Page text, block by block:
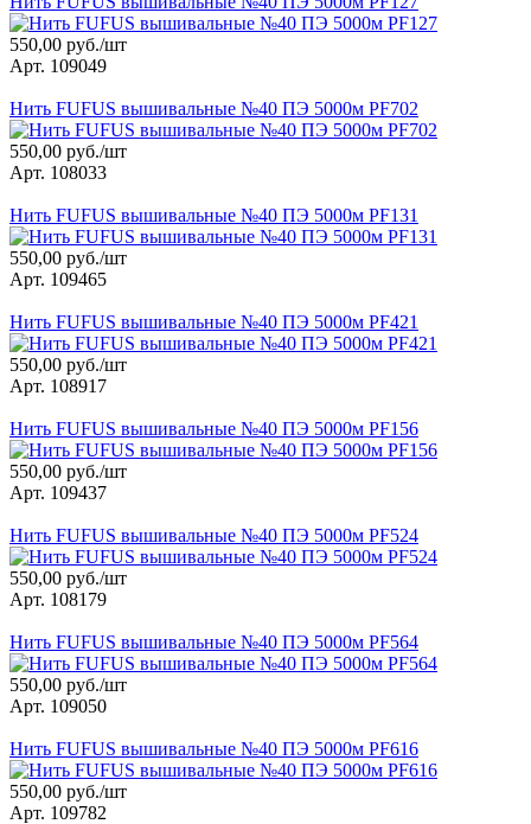
550,00 руб./шт
Арт. 109049
Нить FUFUS вышивальные №40 ПЭ 5000м PF702
550,00 руб./шт
Арт. 108033
Нить FUFUS вышивальные №40 ПЭ 5000м PF131
550,00 руб./шт
Арт. 109465
Нить FUFUS вышивальные №40 ПЭ 5000м PF421
550,00 руб./шт
Арт. 108917
Нить FUFUS вышивальные №40 ПЭ 5000м PF156
550,00 руб./шт
Арт. 109437
Нить FUFUS вышивальные №40 ПЭ 5000м PF524
550,00 руб./шт
Арт. 108179
Нить FUFUS вышивальные №40 ПЭ 5000м PF564
550,00 руб./шт
Арт. 109050
Нить FUFUS вышивальные №40 ПЭ 5000м PF616
550,00 руб./шт
Арт. 109782